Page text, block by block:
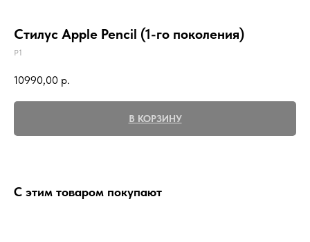
Стилус Apple Pencil (1-го поколения)
P1
10990,00 р.
В КОРЗИНУ
С этим товаром покупают